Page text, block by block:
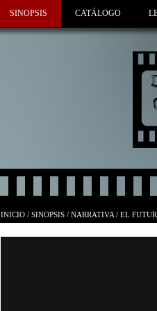
SINOPSIS CATÁLOGO
INICIO/ SINOPSIS/ NARRATIVA/ EL